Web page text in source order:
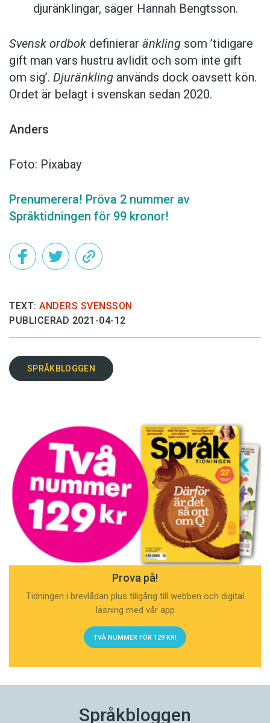
djuränklingar, säger Hannah Bengtsson.
Svensk ordbok definierar änkling som ’tidigare
gift man vars hustru av­lidit och som inte gift
om sig’. Djuränkling används dock oavsett kön.
Ordet är belagt i svenskan sedan 2020.
Anders
Foto: Pixabay
Prenumerera! Pröva 2 nummer av
Språktidningen för 99 kronor!
TEXT: ANDERS SVENSSON
PUBLICERAD 2021-04-12
SPRÅKBLOGGEN
Prova på!
Tidningen i brevlådan plus tillgång till webben och digital
läsning med vår app
TVÅ NUMMER FÖR 129 KR!
Språkbloggen